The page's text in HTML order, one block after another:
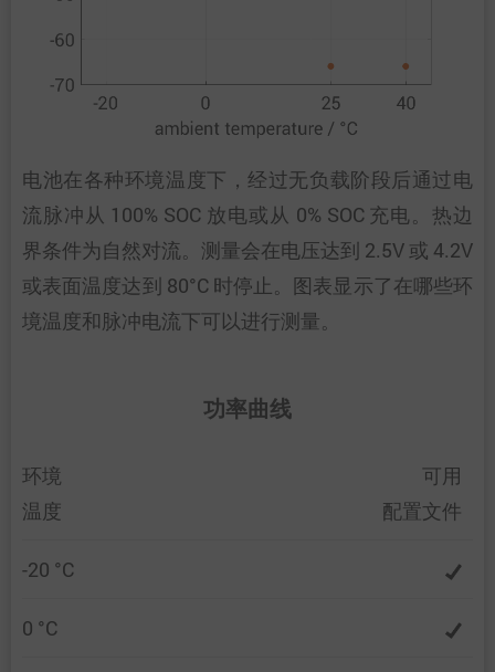
电池在各种环境温度下，经过无负载阶段后通过电
流脉冲从 100% SOC 放电或从 0% SOC 充电。热边
界条件为自然对流。测量会在电压达到 2.5V 或 4.2V
或表面温度达到 80°C 时停止。图表显示了在哪些环
境温度和脉冲电流下可以进行测量。
功率曲线
环境
温度
可用
配置文件
-20 °C
0 °C